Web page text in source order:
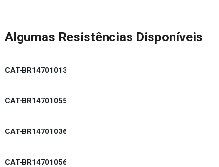
Algumas Resistências Disponíveis
CAT-BR14701013
CAT-BR14701055
CAT-BR14701036
CAT-BR14701056